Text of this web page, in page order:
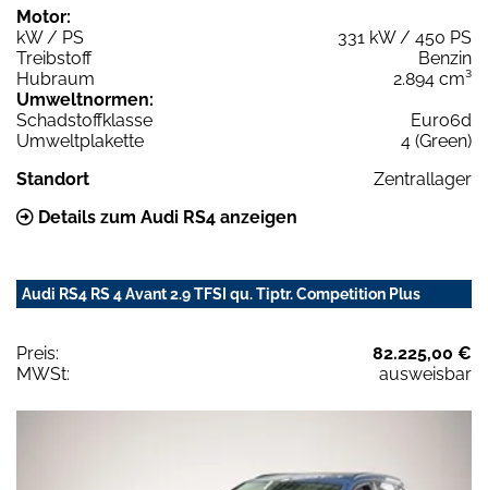
Motor:
kW / PS
331 kW / 450 PS
Treibstoff
Benzin
Hubraum
2.894 cm³
Umweltnormen:
Schadstoffklasse
Euro6d
Umweltplakette
4 (Green)
Standort
Zentrallager
Details zum Audi RS4 anzeigen
Audi RS4 RS 4 Avant 2.9 TFSI qu. Tiptr. Competition Plus
Preis:
82.225,00 €
MWSt:
ausweisbar